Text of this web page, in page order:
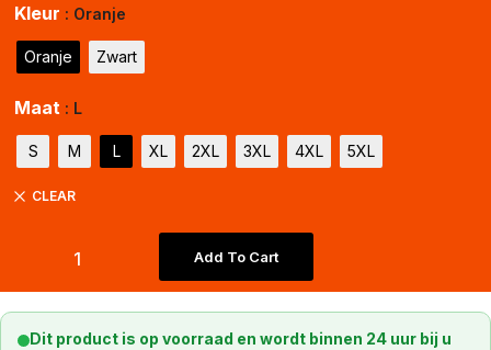
Kleur : Oranje
Oranje Zwart
Maat : L
S M L XL 2XL 3XL 4XL 5XL
CLEAR
Add To Cart
Dit product is op voorraad en wordt binnen 24 uur bij u